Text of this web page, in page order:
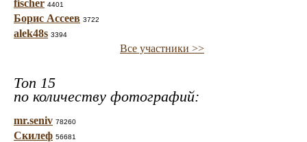
fischer 4401
Борис Ассеев 3722
alek48s 3394
Все участники >>
Топ 15
по количеству фотографий:
mr.seniv 78260
Скилеф 56681